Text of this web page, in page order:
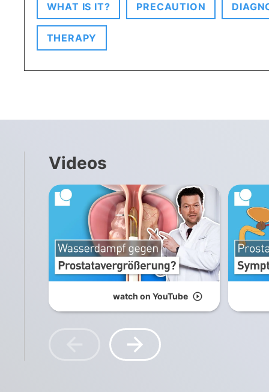
WHAT IS IT? PRECAUTION
THERAPY
Videos
watch on YouTube play_circle_outline